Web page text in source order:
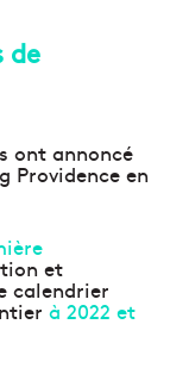
de
ont annoncé
Providence en
et
calendrier
à 2022 et